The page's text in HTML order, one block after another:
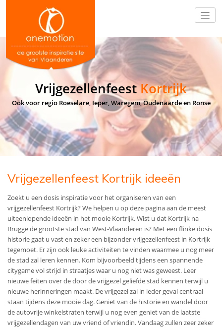
VrijgezellenfeestKortrijk
Ook voor regio Roeselare, Ieper, Waregem, Oudenaarde en Ronse
Vrijgezellenfeest Kortrijk ideeën
Zoekt u een dosis inspiratie voor het organiseren van een
vrijgezellenfeest Kortrijk? We helpen u op deze pagina aan de meest
uiteenlopende ideeën in het mooie Kortrijk. Wist u dat Kortrijk na
Brugge de grootste stad van West-Vlaanderen is? Met een flinke dosis
historie gaat u vast en zeker een bijzonder vrijgezellenfeest in Kortrijk
tegemoet. Er zijn ook leuke activiteiten te vinden waarmee u nog meer
de stad zal leren kennen. Kom bijvoorbeeld tijdens een spannende
citygame vol strijd in straatjes waar u nog niet was geweest. Leer
nieuwe feiten over de door de vrijgezel geliefde stad kennen terwijl u
nieuwe herinneringen maakt. De vrijgezel zal in ieder geval centraal
staan tijdens deze mooie dag. Geniet van de historie en wandel door
de autovrije winkelstraten terwijl u nog even geniet van de laatste
vrijgezellendagen van uw vriend of vriendin. Vandaag zullen zeer zeker